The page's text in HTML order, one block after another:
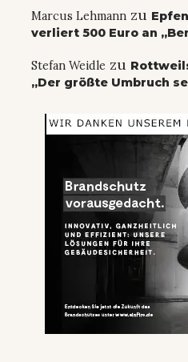
Marcus Lehmann zu
verliert 500 Euro an
Stefan Weidle zu
„Der größte Umbruch